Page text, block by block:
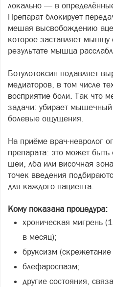
локально — в
Препарат блокирует
мешая высвобождению
которое заставляет
результате мышца
Ботулотоксин подавляет
медиаторов, в том числе
восприятие боли. Так что
задачи: убирает
болевые ощущения.
На приёме врач-невролог
препарата: это может
шеи, лба или височная
точек введения
для каждого пациента.
Кому показана процедура:
хроническая мигрень
в месяц);
бруксизм
блефароспазм;
другие состояния,